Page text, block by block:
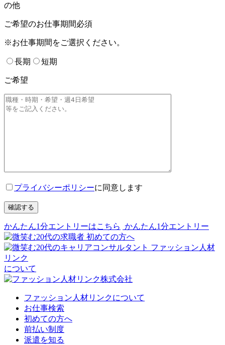
の他
ご希望のお仕事期間必須
※お仕事期間をご選択ください。
長期 短期
ご希望
プライバシーポリシーに同意します
確認する
かんたん1分エントリーはこちら かんたん1分エントリー
初めての方へ
ファッション人材
リンク
について
ファッション人材リンクについて
お仕事検索
初めての方へ
前払い制度
派遣を知る